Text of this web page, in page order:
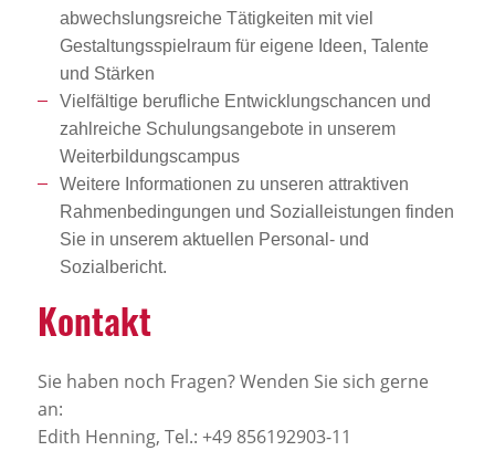
abwechslungsreiche Tätigkeiten mit viel
Gestaltungsspielraum für eigene Ideen, Talente
und Stärken
Vielfältige berufliche Entwicklungschancen und
zahlreiche Schulungsangebote in unserem
Weiterbildungscampus
Weitere Informationen zu unseren attraktiven
Rahmenbedingungen und Sozialleistungen finden
Sie in unserem aktuellen Personal- und
Sozialbericht.
Kontakt
Sie haben noch Fragen? Wenden Sie sich gerne
an:
Edith Henning, Tel.: +49 856192903-11